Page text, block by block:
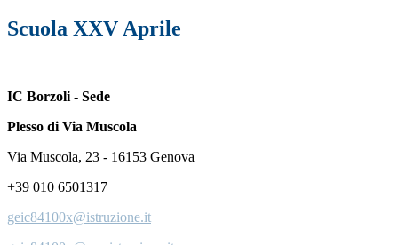
Scuola XXV Aprile
IC Borzoli - Sede
Plesso di Via Muscola
Via Muscola, 23 - 16153 Genova
+39 010 6501317
geic84100x@istruzione.it